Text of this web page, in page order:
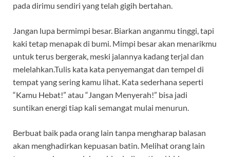
pada dirimu sendiri yang telah gigih bertahan.
Jangan lupa bermimpi besar. Biarkan anganmu tinggi, tapi
kaki tetap menapak di bumi. Mimpi besar akan menarikmu
untuk terus bergerak, meski jalannya kadang terjal dan
melelahkan.Tulis kata kata penyemangat dan tempel di
tempat yang sering kamu lihat. Kata sederhana seperti
“Kamu Hebat!” atau “Jangan Menyerah!” bisa jadi
suntikan energi tiap kali semangat mulai menurun.
Berbuat baik pada orang lain tanpa mengharap balasan
akan menghadirkan kepuasan batin. Melihat orang lain